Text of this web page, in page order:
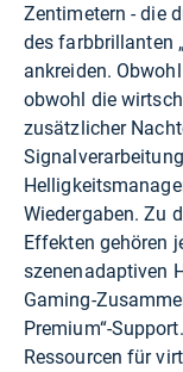
Zentimetern - die
des farbbrillanten
ankreiden.
obwohl die
zusätzlicher
Wiedergaben. Zu
Effekten gehören
szenenadaptiven
Gaming-
Premium“-
Ressourcen für